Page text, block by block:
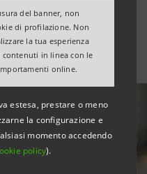
del banner, non
di profilazione. Non
la tua esperienza
in linea con le
online.
estesa, prestare o meno
la configurazione e
momento accedendo
policy).